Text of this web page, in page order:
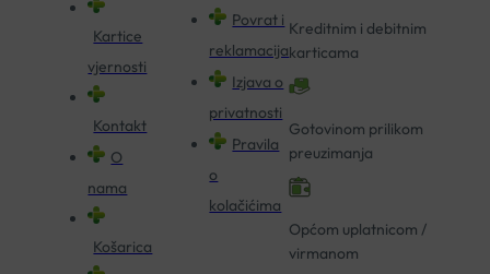
Kartice
vjernosti
Kontakt
O
nama
Košarica
Povrat i
reklamacija
Izjava o
privatnosti
Pravila
o
kolačićima
Kreditnim i debitnim
karticama
Gotovinom prilikom
preuzimanja
Općom uplatnicom /
virmanom